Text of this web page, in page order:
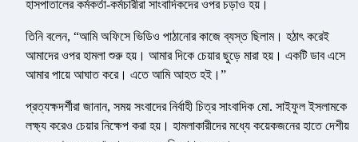
হাসপাতালের কর্মকর্তা-কর্মচারীরা সাংবাদিকদের ওপর চড়াও হয়।
তিনি বলেন, “আমি অফিসে ভিডিও পাঠানোর কাজে ব্যস্ত ছিলাম। হঠাৎ করেই
আমাদের ওপর হামলা শুরু হয়। আমার দিকে চেয়ার ছুড়ে মারা হয়। একটি ডাব এসে
আমার পায়ে আঘাত করে। এতে আমি আহত হই।”
প্রত্যক্ষদর্শীরা জানান, সময় সংবাদের নির্বাহী চিত্র সাংবাদিক মো. সাইফুল ইসলামকে
লক্ষ্য করেও চেয়ার নিক্ষেপ করা হয়। হামলাকারীদের মধ্যে কয়েকজনের হাতে দেশীয়